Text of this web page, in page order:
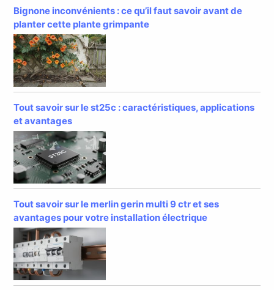
Bignone inconvénients : ce qu’il faut savoir avant de
planter cette plante grimpante
Tout savoir sur le st25c : caractéristiques, applications
et avantages
Tout savoir sur le merlin gerin multi 9 ctr et ses
avantages pour votre installation électrique